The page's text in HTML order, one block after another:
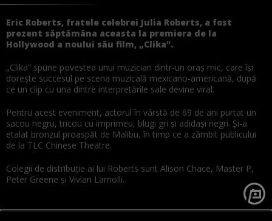
Eric Roberts, fratele celebrei Julia Roberts, a fost
prezent săptămâna aceasta la premiera de la
Hollywood a noului său film, „Clika”.
„Clika” spune povestea unui muzician dintr-un oraș mic, care își
dorește succesul pe scena muzicală mexicano-americană, după
ce un clip cu una dintre interpretările sale devine viral.
Pentru acest eveniment, actorul în vârstă de 69 de ani purtat un
sacou negru, tricou cu imprimeu, blugi gri și adidași negri. Și-a
etalat bronzul proaspăt de Malibu, în timp ce a zâmbit publicului
de la TLC Chinese Theatre.
Colegii de distribuție ai lui Roberts sunt Alison Chace, Master P,
Peter Greene și Vivian Lamolli.